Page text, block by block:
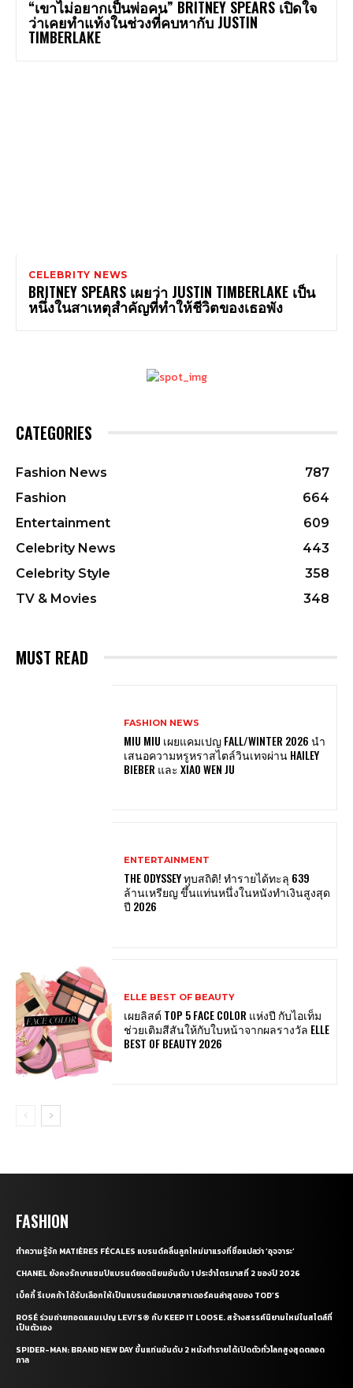
“เขาไม่อยากเป็นพ่อคน” BRITNEY SPEARS เปิดใจ
ว่าเคยทำแท้งในช่วงที่คบหากับ JUSTIN
TIMBERLAKE
CELEBRITY NEWS
BRITNEY SPEARS เผยว่า JUSTIN TIMBERLAKE เป็น
หนึ่งในสาเหตุสำคัญที่ทำให้ชีวิตของเธอพัง
CATEGORIES
Fashion News
787
Fashion
664
Entertainment
609
Celebrity News
443
Celebrity Style
358
TV & Movies
348
MUST READ
FASHION NEWS
MIU MIU เผยแคมเปญ FALL/WINTER 2026 นำ
เสนอความหรูหราสไตล์วินเทจผ่าน HAILEY
BIEBER และ XIAO WEN JU
ENTERTAINMENT
THE ODYSSEY ทุบสถิติ! ทำรายได้ทะลุ 639
ล้านเหรียญ ขึ้นแท่นหนึ่งในหนังทำเงินสูงสุด
ปี 2026
ELLE BEST OF BEAUTY
เผยลิสต์ TOP 5 FACE COLOR แห่งปี กับไอเท็ม
ช่วยเติมสีสันให้กับใบหน้าจากผลรางวัล ELLE
BEST OF BEAUTY 2026
FASHION
ทำความรู้จัก MATIÈRES FÉCALES แบรนด์คลื่นลูกใหม่มาแรงที่ชื่อแปลว่า ‘อุจจาระ’
CHANEL ยังคงรักษาแชมป์แบรนด์ยอดนิยมอันดับ 1 ประจำไตรมาสที่ 2 ของปี 2026
เบ็คกี้ รีเบคก้า ได้รับเลือกให้เป็นแบรนด์แอมบาสซาเดอร์คนล่าสุดของ TOD’S
ROSÉ ร่วมถ่ายทอดแคมเปญ LEVI’S® กับ KEEP IT LOOSE. สร้างสรรค์นิยามใหม่ในสไตล์ที่
เป็นตัวเอง
SPIDER-MAN: BRAND NEW DAY ขึ้นแท่นอันดับ 2 หนังทำรายได้เปิดตัวทั่วโลกสูงสุดตลอด
กาล